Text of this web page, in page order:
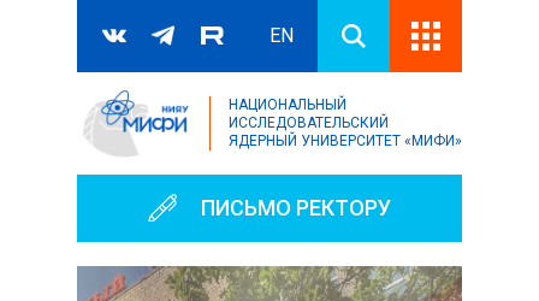
Форма поиска
Поиск
EN
НАЦИОНАЛЬНЫЙ
ИССЛЕДОВАТЕЛЬСКИЙ
ЯДЕРНЫЙ УНИВЕРСИТЕТ «МИФИ»
ПИСЬМО РЕКТОРУ